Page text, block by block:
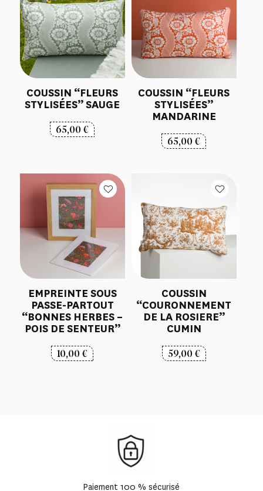
COUSSIN “FLEURS
STYLISÉES” SAUGE
65,00€
COUSSIN “FLEURS
STYLISÉES”
MANDARINE
65,00€
EMPREINTE SOUS
PASSE-PARTOUT
“BONNES HERBES –
POIS DE SENTEUR”
10,00€
COUSSIN
“COURONNEMENT
DE LA ROSIERE”
CUMIN
59,00€
Paiement 100 % sécurisé